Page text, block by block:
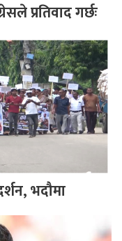
प्रतिवाद गर्छः
भदौमा